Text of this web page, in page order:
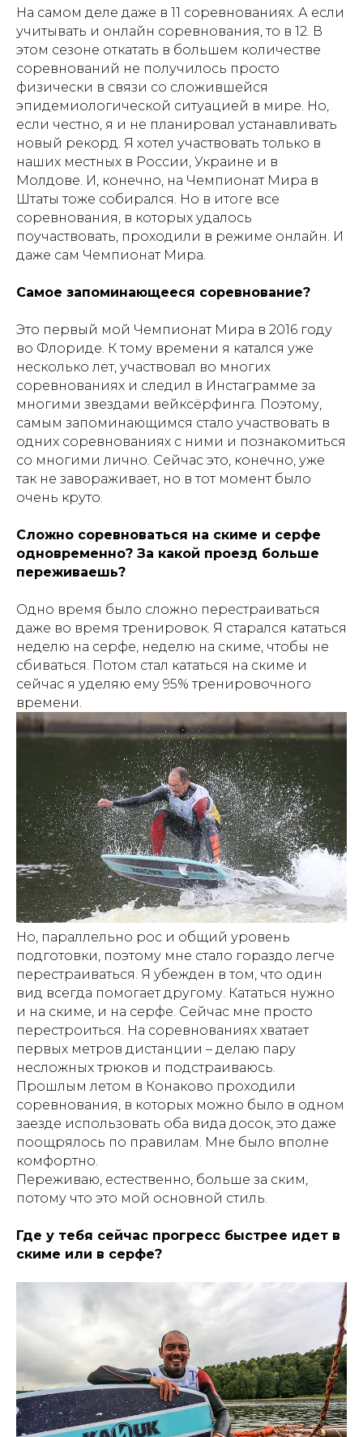
На самом деле даже в 11 соревнованиях. А если
учитывать и онлайн соревнования, то в 12. В
этом сезоне откатать в большем количестве
соревнований не получилось просто
физически в связи со сложившейся
эпидемиологической ситуацией в мире. Но,
если честно, я и не планировал устанавливать
новый рекорд. Я хотел участвовать только в
наших местных в России, Украине и в
Молдове. И, конечно, на Чемпионат Мира в
Штаты тоже собирался. Но в итоге все
соревнования, в которых удалось
поучаствовать, проходили в режиме онлайн. И
даже сам Чемпионат Мира.
Самое запоминающееся соревнование?
Это первый мой Чемпионат Мира в 2016 году
во Флориде. К тому времени я катался уже
несколько лет, участвовал во многих
соревнованиях и следил в Инстаграмме за
многими звездами вейксёрфинга. Поэтому,
самым запоминающимся стало участвовать в
одних соревнованиях с ними и познакомиться
со многими лично. Сейчас это, конечно, уже
так не завораживает, но в тот момент было
очень круто.
Сложно соревноваться на скиме и серфе
одновременно? За какой проезд больше
переживаешь?
Одно время было сложно перестраиваться
даже во время тренировок. Я старался кататься
неделю на серфе, неделю на скиме, чтобы не
сбиваться. Потом стал кататься на скиме и
сейчас я уделяю ему 95% тренировочного
времени.
Но, параллельно рос и общий уровень
подготовки, поэтому мне стало гораздо легче
перестраиваться. Я убежден в том, что один
вид всегда помогает другому. Кататься нужно
и на скиме, и на серфе. Сейчас мне просто
перестроиться. На соревнованиях хватает
первых метров дистанции – делаю пару
несложных трюков и подстраиваюсь.
Прошлым летом в Конаково проходили
соревнования, в которых можно было в одном
заезде использовать оба вида досок, это даже
поощрялось по правилам. Мне было вполне
комфортно.
Переживаю, естественно, больше за ским,
потому что это мой основной стиль.
Где у тебя сейчас прогресс быстрее идет в
скиме или в серфе?